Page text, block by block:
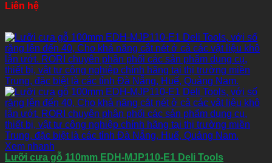
Liên hệ
Xem nhanh
Lưỡi cưa gỗ 110mm EDH-MJP110-E1 Deli Tools